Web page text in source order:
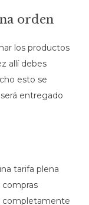
orden
los productos
allí debes
esto se
entregado
tarifa plena
compras
completamente